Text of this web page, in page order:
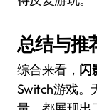
总结与推
综合来看， 闪
Switch游戏。